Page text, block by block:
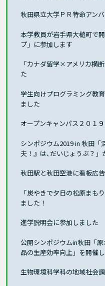
秋田県立大学ＰＲ特命アン
本学教員が岩手県大槌町で
プ」に参加します
「カナダ留学×アメリカ横
た
学生向けプログラミング教
ました
オープンキャンパス２０１
シンポジウム2019 in 秋田「
夫！』は､だいじょうぶ？」
秋田駅と秋田空港に看板広
「炭やきで夕日の松原まも
ました！
進学説明会に参加しました
公開シンポジウムin秋田「
品の生産効率向上」を開催
生物環境科学科の地域社会